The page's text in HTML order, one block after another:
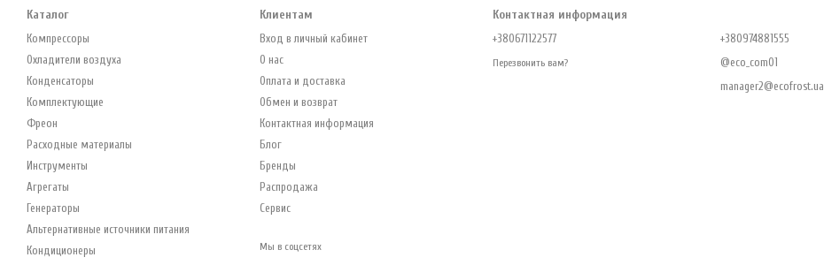
Каталог
Компрессоры
Охладители воздуха
Конденсаторы
Комплектующие
Фреон
Расходные материалы
Инструменты
Агрегаты
Генераторы
Альтернативные источники питания
Кондиционеры
Клиентам
Вход в личный кабинет
О нас
Оплата и доставка
Обмен и возврат
Контактная информация
Блог
Бренды
Распродажа
Сервис
Мы в соцсетях
Контактная информация
+380671122577
Перезвонить вам?
+380974881555
@eco_com01
manager2@ecofrost.ua